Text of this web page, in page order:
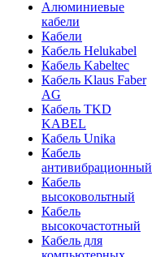
Алюминиевые
кабели
Кабели
Кабель Helukabel
Кабель Kabeltec
Кабель Klaus Faber
AG
Кабель TKD
KABEL
Кабель Unika
Кабель
антивибрационный
Кабель
высоковольтный
Кабель
высокочастотный
Кабель для